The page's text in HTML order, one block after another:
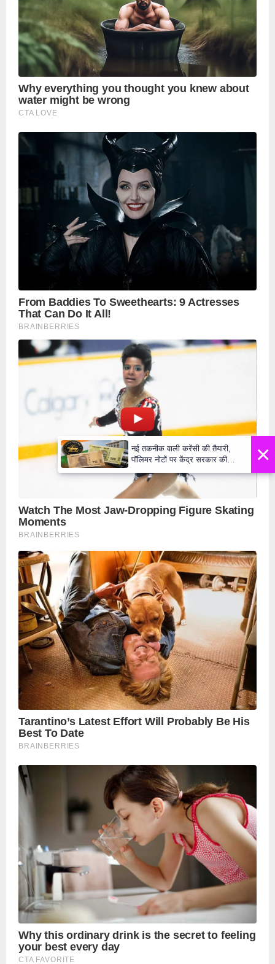
×
नई तकनीक वाली करेंसी की तैयारी,
पॉलिमर नोटों पर केंद्र सरकार की
₹10 और ₹20 के नोट - Daily Lok
Manch PM Modi U